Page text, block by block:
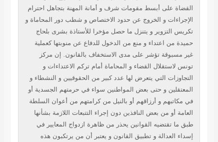
القضاة على أبسط مقومات شرف و أمانة المهنة بتجاهل احترام
الإجراءات و الخروج عن حدود الاختصاص و شطب دور المحاماة و
تكريس التزوير و يتنزل ما حصل مؤخرا للأستاذة بشرى بلحاج
حميدة من اعتداء و منع من الدخول للدفاع عن منوبتها كعملية
غير مسبوقة تؤشر على مدى الاستخفاف بالقانون. إن مركز
تونس لاستقلال القضاء و المحاماة أمام تركم الاعتداءات و
التجاوزات التي يتعرض لها عدد كبير من الحقوقيين و النشطاء و
المعتقلين و حتى بعض المواطنين سواء في حرمتهم الجسدية أو
في مكاتبهم و أرزاقهم أو بالنيل من كرامتهم من أعوان السلطة
العامة أو من بعض النافذين دون إجراء التتبعات اللازمة بشأنها
طبق ما تقتضيه القوانين يحذر من ظاهرة ازدواج المعايير في
إسداء العدالة و تطبيق القانون و يعتبر أن من يرتكبون هذه